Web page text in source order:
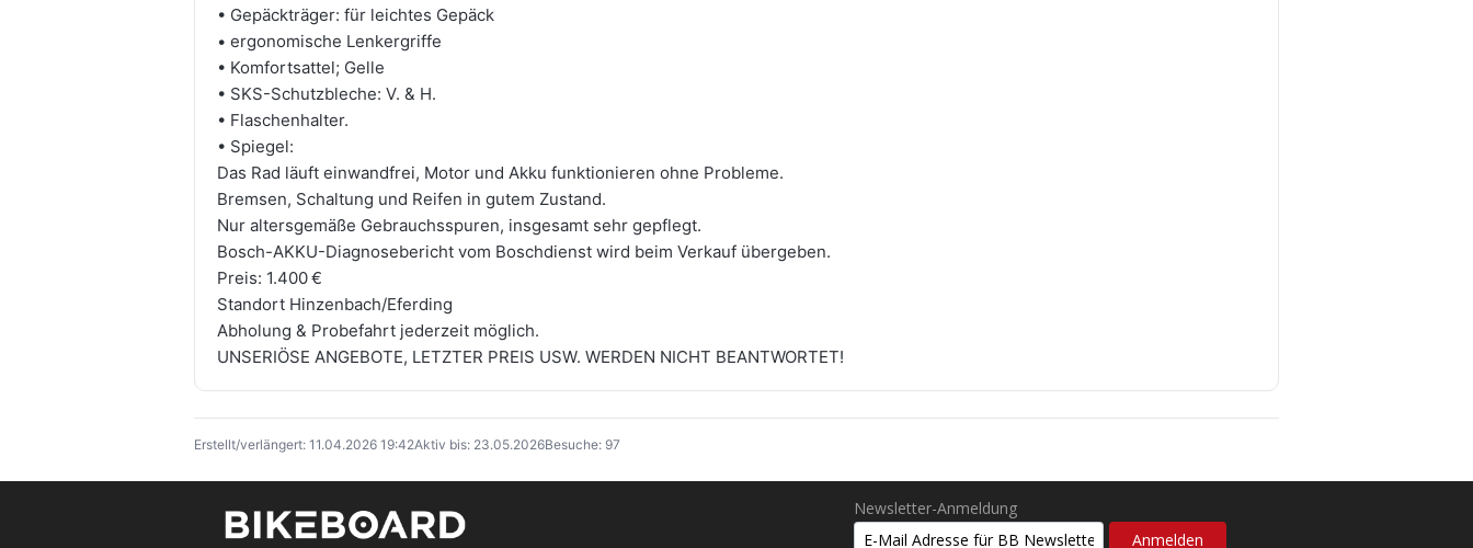
• Gepäckträger: für leichtes Gepäck
• ergonomische Lenkergriffe
• Komfortsattel; Gelle
• SKS-Schutzbleche: V. & H.
• Flaschenhalter.
• Spiegel:
Das Rad läuft einwandfrei, Motor und Akku funktionieren ohne Probleme.
Bremsen, Schaltung und Reifen in gutem Zustand.
Nur altersgemäße Gebrauchsspuren, insgesamt sehr gepflegt.
Bosch-AKKU-Diagnosebericht vom Boschdienst wird beim Verkauf übergeben.
Preis: 1.400 €
Standort Hinzenbach/Eferding
Abholung & Probefahrt jederzeit möglich.
UNSERIÖSE ANGEBOTE, LETZTER PREIS USW. WERDEN NICHT BEANTWORTET!
Erstellt/verlängert: 11.04.2026 19:42Aktiv bis: 23.05.2026Besuche: 97
Newsletter-Anmeldung